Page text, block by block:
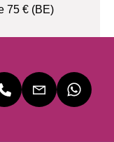
75 € (BE)